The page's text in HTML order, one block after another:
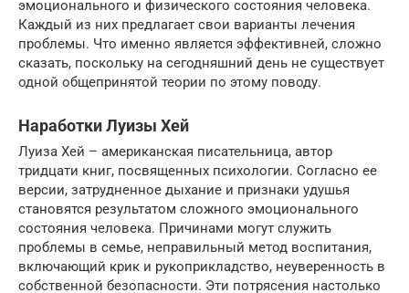
эмоционального и физического состояния человека.
Каждый из них предлагает свои варианты лечения
проблемы. Что именно является эффективней, сложно
сказать, поскольку на сегодняшний день не существует
одной общепринятой теории по этому поводу.
Наработки Луизы Хей
Луиза Хей – американская писательница, автор
тридцати книг, посвященных психологии. Согласно ее
версии, затрудненное дыхание и признаки удушья
становятся результатом сложного эмоционального
состояния человека. Причинами могут служить
проблемы в семье, неправильный метод воспитания,
включающий крик и рукоприкладство, неуверенность в
собственной безопасности. Эти потрясения настолько